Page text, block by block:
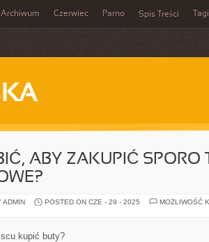
Archiwum Czerwiec Parno Spis Treści Tagi
ABY ZAKUPIĆ SPORO
ADMIN POSTED ON CZE - 29 - 2025
MOŻLIWOŚĆ
kupić buty?